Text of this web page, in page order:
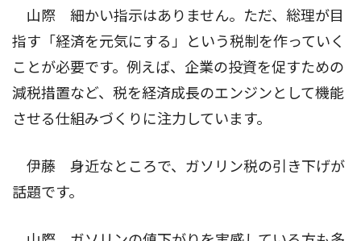
山際 細かい指示はありません。ただ、総理が目
指す「経済を元気にする」という税制を作っていく
ことが必要です。例えば、企業の投資を促すための
減税措置など、税を経済成長のエンジンとして機能
させる仕組みづくりに注力しています。
伊藤 身近なところで、ガソリン税の引き下げが
話題です。